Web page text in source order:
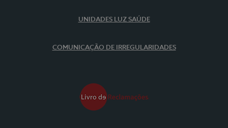
UNIDADES LUZ SAÚDE
COMUNICAÇÃO DE IRREGULARIDADES